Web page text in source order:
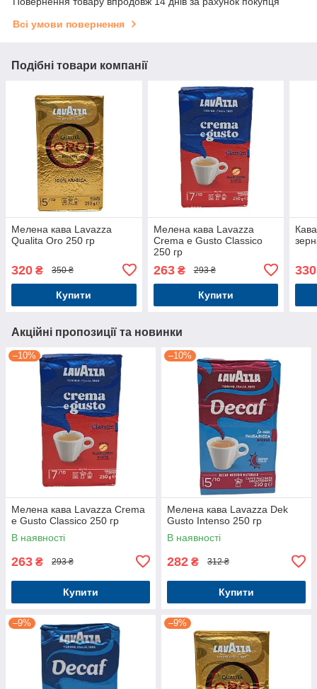
Всі умови повернення
Подібні товари компанії
Мелена кава Lavazza
Qualita Oro 250 гр
320 ₴ 350 ₴
Купити
Мелена кава Lavazza
Crema e Gusto Classico
250 гр
263₴ 293 ₴
Купити
330
Акційні пропозиції та новинки
–10%
Мелена кава Lavazza Crema
e Gusto Classico 250 гр
В наявності
263 ₴ 293 ₴
Купити
–10%
Мелена кава Lavazza Dek
Gusto Intenso 250 гр
В наявності
282 ₴ 312 ₴
Купити
–9% –9%